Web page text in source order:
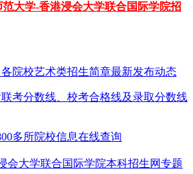
范大学-香港浸会大学联合国际学院招
院校艺术类招生简章最新发布动态
考分数线、校考合格线及录取分数线
多所院校信息在线查询
会大学联合国际学院本科招生网专题